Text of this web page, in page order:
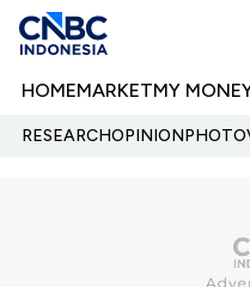
HOMEMARKETMY
RESEARCHOPINIONPHOTO